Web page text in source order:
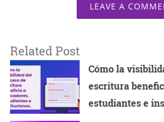
LEAVE A
Related Post
Cómo la
escritura
estudiantes e